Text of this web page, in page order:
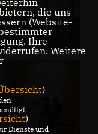
die uns
(Website-
Ihre
Weitere
)
)
Dienste und